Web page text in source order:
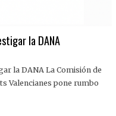
la DANA
la DANA La Comisión de
Valencianes pone rumbo